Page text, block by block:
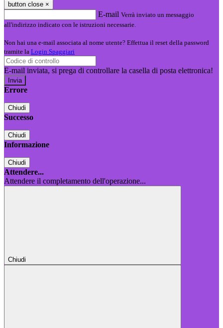
button close ×
E-mail Verrà inviato un messaggio
all'indirizzo indicato con le istruzioni necessarie.
Non hai una e-mail associata al nome utente? Effettua il reset della password
tramite la Login Spaggiari
E-mail inviata, si prega di controllare la casella di posta elettronica!
Errore
Chiudi
Successo
Chiudi
Informazione
Chiudi
Attendere...
Attendere il completamento dell'operazione...
Chiudi